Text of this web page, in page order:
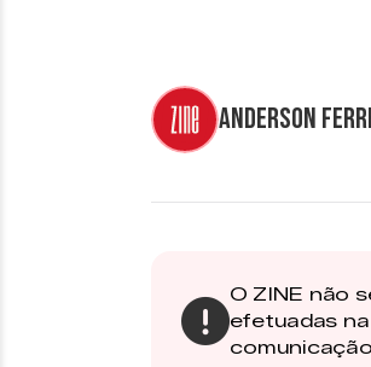
Anderson
O ZINE não
efetuadas